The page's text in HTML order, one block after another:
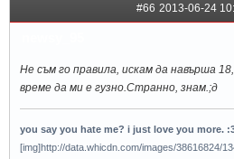
#66 2013-06-24
Не съм го правила, искам да навърша
време да ми е гузно.Странно, знам.;д
you say you hate me? i just love you more.
[img]http://data.whicdn.com/images/38616824/